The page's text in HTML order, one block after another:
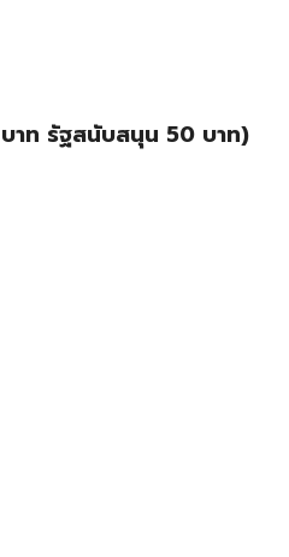
าท รัฐสนับสนุน 50 บาท)